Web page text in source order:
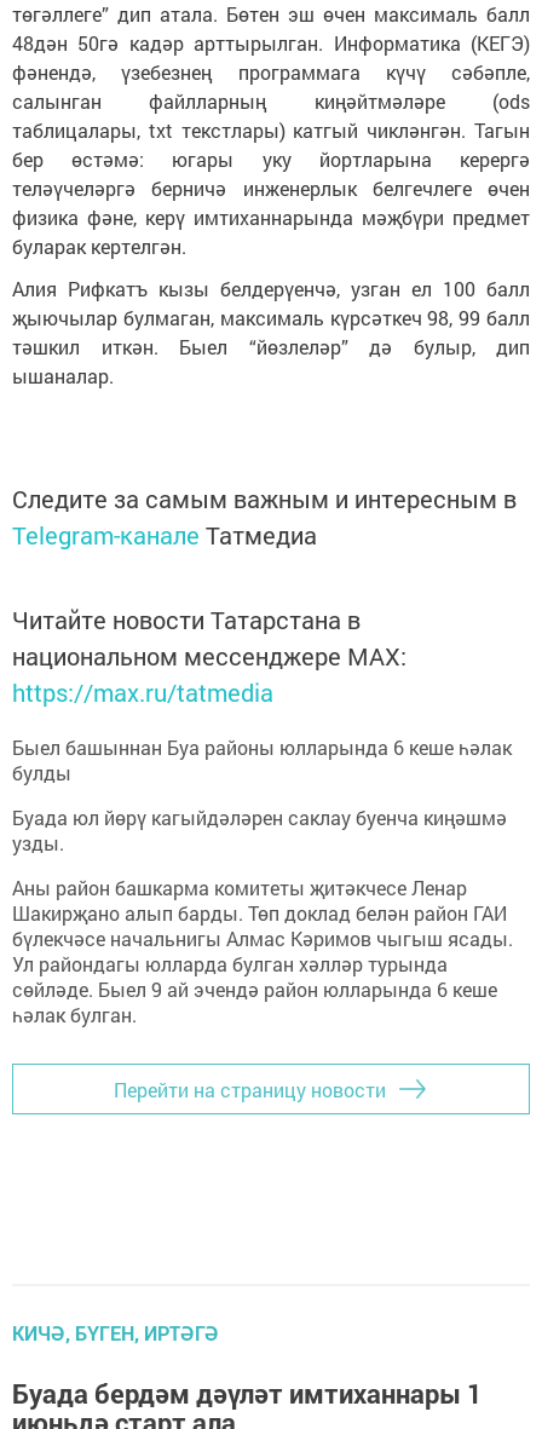
төгәллеге” дип атала. Бөтен эш өчен максималь балл
48дән 50гә кадәр арттырылган. Информатика (КЕГЭ)
фәнендә, үзебезнең программага күчү сәбәпле,
салынган файлларның киңәйтмәләре (ods
таблицалары, txt текстлары) катгый чикләнгән. Тагын
бер өстәмә: югары уку йортларына керергә
теләүчеләргә берничә инженерлык белгечлеге өчен
физика фәне, керү имтиханнарында мәҗбүри предмет
буларак кертелгән.
Алия Рифкатъ кызы белдерүенчә, узган ел 100 балл
җыючылар булмаган, максималь күрсәткеч 98, 99 балл
тәшкил иткән. Быел “йөзлеләр” дә булыр, дип
ышаналар.
Следите за самым важным и интересным в
Telegram-канале Татмедиа
Читайте новости Татарстана в
национальном мессенджере MАХ:
https://max.ru/tatmedia
Быел башыннан Буа районы юлларында 6 кеше һәлак
булды
Буада юл йөрү кагыйдәләрен саклау буенча киңәшмә
узды.
Аны район башкарма комитеты җитәкчесе Ленар
Шакирҗано алып барды. Төп доклад белән район ГАИ
бүлекчәсе начальнигы Алмас Кәримов чыгыш ясады.
Ул райондагы юлларда булган хәлләр турында
сөйләде. Быел 9 ай эчендә район юлларында 6 кеше
һәлак булган.
Перейти на страницу новости
КИЧӘ, БҮГЕН, ИРТӘГӘ
Буада бердәм дәүләт имтиханнары 1